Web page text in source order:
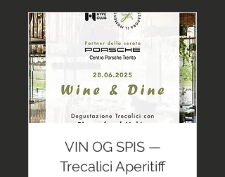
VIN OG SPIS —
Trecalici Aperitiff